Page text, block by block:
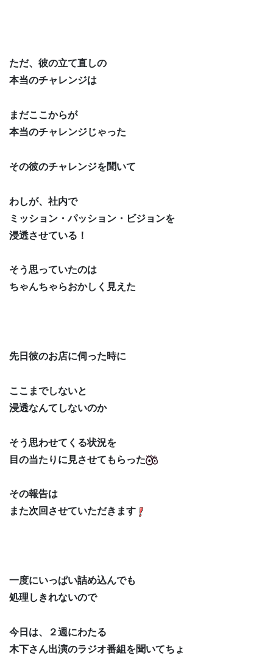
ただ、彼の立て直しの
本当のチャレンジは
まだここからが
本当のチャレンジじゃった
その彼のチャレンジを聞いて
わしが、社内で
ミッション・パッション・ビジョンを
浸透させている！
そう思っていたのは
ちゃんちゃらおかしく見えた
先日彼のお店に伺った時に
ここまでしないと
浸透なんてしないのか
そう思わせてくる状況を
目の当たりに見させてもらった
その報告は
また次回させていただきます
一度にいっぱい詰め込んでも
処理しきれないので
今日は、２週にわたる
木下さん出演のラジオ番組を聞いてちょ